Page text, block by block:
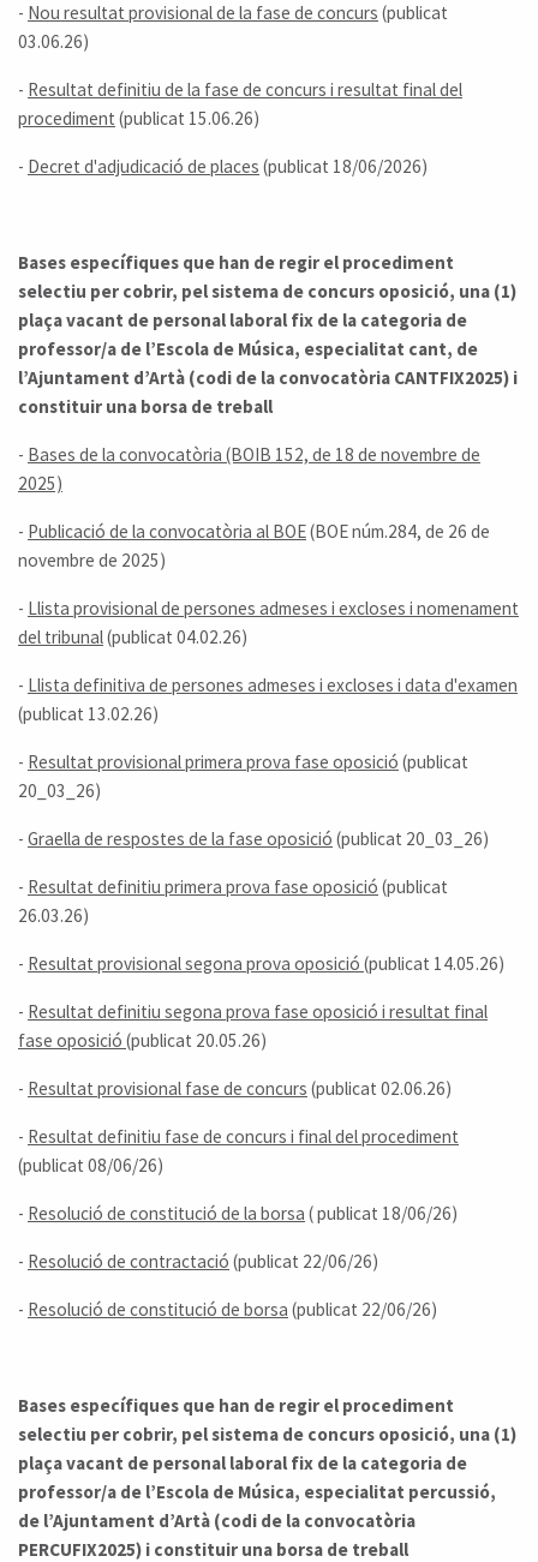
- Nou resultat provisional de la fase de concurs (publicat
03.06.26)
- Resultat definitiu de la fase de concurs i resultat final del
procediment (publicat 15.06.26)
- Decret d'adjudicació de places (publicat 18/06/2026)
Bases específiques que han de regir el procediment
selectiu per cobrir, pel sistema de concurs oposició, una (1)
plaça vacant de personal laboral fix de la categoria de
professor/a de l’Escola de Música, especialitat cant, de
l’Ajuntament d’Artà (codi de la convocatòria CANTFIX2025) i
constituir una borsa de treball
- Bases de la convocatòria (BOIB 152, de 18 de novembre de
2025)
- Publicació de la convocatòria al BOE(BOE núm.284, de 26 de
novembre de 2025)
- Llista provisional de persones admeses i excloses i nomenament
del tribunal(publicat 04.02.26)
- Llista definitiva de persones admeses i excloses i data d'examen
(publicat 13.02.26)
- Resultat provisional primera prova fase oposició (publicat
20_03_26)
- Graella de respostes de la fase oposició (publicat 20_03_26)
- Resultat definitiu primera prova fase oposició (publicat
26.03.26)
- Resultat provisional segona prova oposició (publicat 14.05.26)
- Resultat definitiu segona prova fase oposició i resultat final
fase oposició (publicat 20.05.26)
- Resultat provisional fase de concurs (publicat 02.06.26)
- Resultat definitiu fase de concurs i final del procediment
(publicat 08/06/26)
- Resolució de constitució de la borsa ( publicat 18/06/26)
- Resolució de contractació (publicat 22/06/26)
- Resolució de constitució de borsa (publicat 22/06/26)
Bases específiques que han de regir el procediment
selectiu per cobrir, pel sistema de concurs oposició, una (1)
plaça vacant de personal laboral fix de la categoria de
professor/a de l’Escola de Música, especialitat percussió,
de l’Ajuntament d’Artà (codi de la convocatòria
PERCUFIX2025) i constituir una borsa de treball